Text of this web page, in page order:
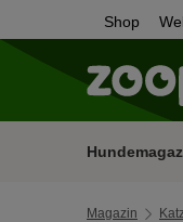
Shop
Magazin